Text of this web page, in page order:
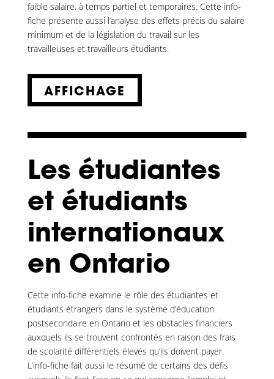
faible salaire, à temps partiel et temporaires. Cette info-
fiche présente aussi l’analyse des effets précis du salaire
minimum et de la législation du travail sur les
travailleuses et travailleurs étudiants.
AFFICHAGE
Les étudiantes
et étudiants
internationaux
en Ontario
Cette info-fiche examine le rôle des étudiantes et
étudiants étrangers dans le système d’éducation
postsecondaire en Ontario et les obstacles financiers
auxquels ils se trouvent confrontés en raison des frais
de scolarité différentiels élevés qu’ils doivent payer.
L’info-fiche fait aussi le résumé de certains des défis